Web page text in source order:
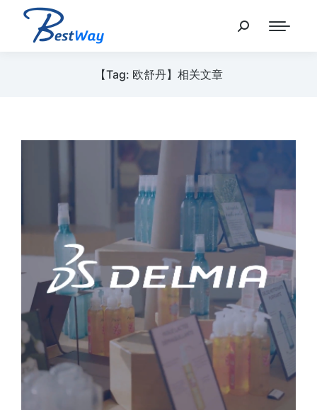
【Tag: 欧舒丹】相关文章